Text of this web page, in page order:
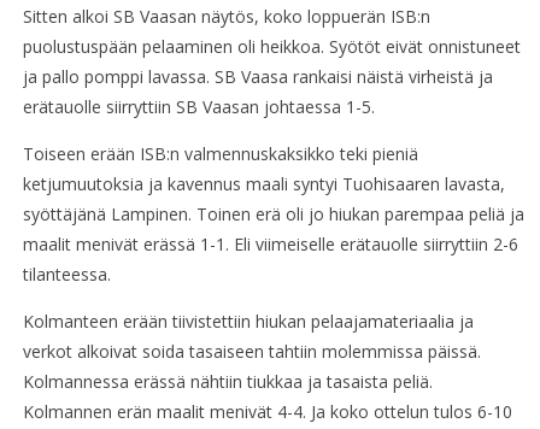
Sitten alkoi SB Vaasan näytös, koko loppuerän ISB:n
puolustuspään pelaaminen oli heikkoa. Syötöt eivät onnistuneet
ja pallo pomppi lavassa. SB Vaasa rankaisi näistä virheistä ja
erätauolle siirryttiin SB Vaasan johtaessa 1-5.
Toiseen erään ISB:n valmennuskaksikko teki pieniä
ketjumuutoksia ja kavennus maali syntyi Tuohisaaren lavasta,
syöttäjänä Lampinen. Toinen erä oli jo hiukan parempaa peliä ja
maalit menivät erässä 1-1. Eli viimeiselle erätauolle siirryttiin 2-6
tilanteessa.
Kolmanteen erään tiivistettiin hiukan pelaajamateriaalia ja
verkot alkoivat soida tasaiseen tahtiin molemmissa päissä.
Kolmannessa erässä nähtiin tiukkaa ja tasaista peliä.
Kolmannen erän maalit menivät 4-4. Ja koko ottelun tulos 6-10